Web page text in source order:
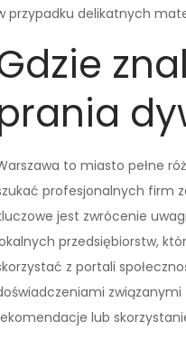
przypadku delikatnych
to miasto pełne
profesjonalnych firm
jest zwrócenie
przedsiębiorstw,
z portali
lub